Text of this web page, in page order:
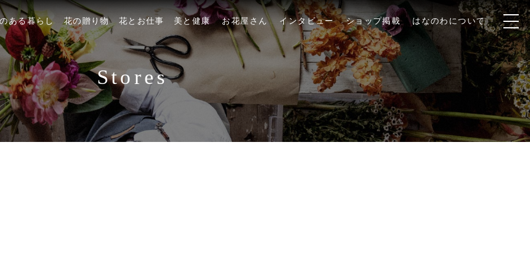
ある暮らし 花の贈り物 花とお仕事 美と健康 お花屋さん インタビュー ショップ掲載 はなのわについて
Stores